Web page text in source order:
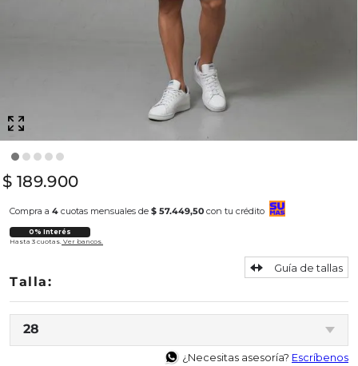
$ 189.900
Compra a 4 cuotas mensuales de $ 57.449,50 con tu crédito
0% Interés
Hasta 3 cuotas. Ver bancos.
28
Guía de tallas
¿Necesitas asesoría? Escríbenos